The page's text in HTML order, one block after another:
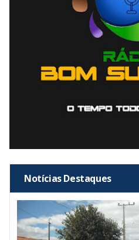
Notícias Destaques